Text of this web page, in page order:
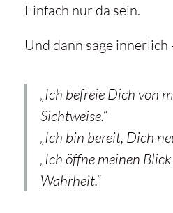
Einfach nur da sein.
Und dann sage innerlich
„Ich befreie Dich von
Sichtweise.“
„Ich bin bereit, Dich
„Ich öffne meinen
Wahrheit.“